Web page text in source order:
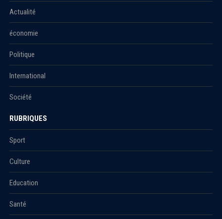
Actualité
économie
Politique
International
Société
RUBRIQUES
Sport
Culture
Education
Santé